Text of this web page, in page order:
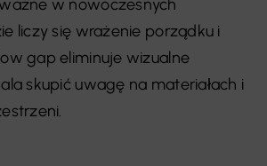
w nowoczesnych
liczy się wrażenie porządku i
gap eliminuje wizualne
skupić uwagę na materiałach i